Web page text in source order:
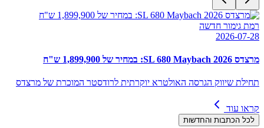
רמת גימור חדשה
2026-07-28
מרצדס SL 680 Maybach 2026: במחיר של 1,899,900 ש"ח
תחילת שיווק הגרסה האולטרא יוקרתית לרודסטר המוכרת של מרצדס
קראו עוד
לכל הכתבות והחדשות